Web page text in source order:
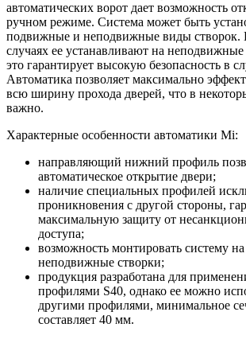
автоматических ворот дает возможность
ручном режиме. Система может быть
подвижные и неподвижные виды створок.
случаях ее устанавливают на неподвижные
это гарантирует высокую безопасность в
Автоматика позволяет максимально
всю ширину прохода дверей, что в
важно.
Характерные особенности автоматики Mi:
направляющий нижний профиль
автоматическое открытие двери;
наличие специальных профилей
проникновения с другой стороны,
максимальную защиту от
доступа;
возможность монтировать систему
неподвижные створки;
продукция разработана для
профилями S40, однако ее можно
другими профилями, минимальное
составляет 40 мм.